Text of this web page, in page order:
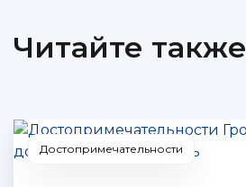
Читайте также
Достопримечательности